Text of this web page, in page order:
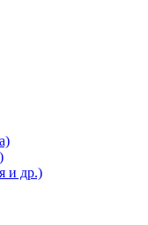
и др.)